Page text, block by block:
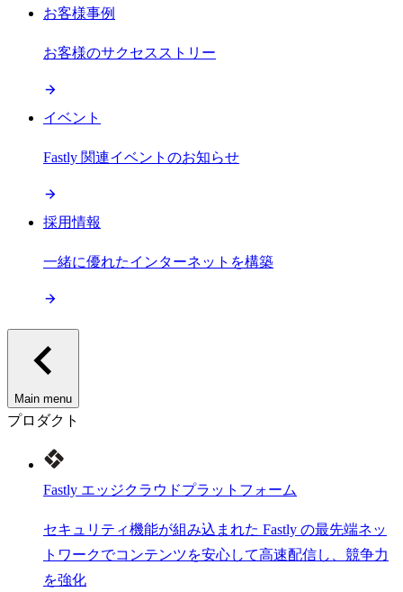
お客様事例
お客様のサクセスストリー
イベント
Fastly 関連イベントのお知らせ
採用情報
一緒に優れたインターネットを構築
Main menu
プロダクト
Fastly エッジクラウドプラットフォーム
セキュリティ機能が組み込まれた Fastly の最先端ネッ
トワークでコンテンツを安心して高速配信し、競争力
を強化